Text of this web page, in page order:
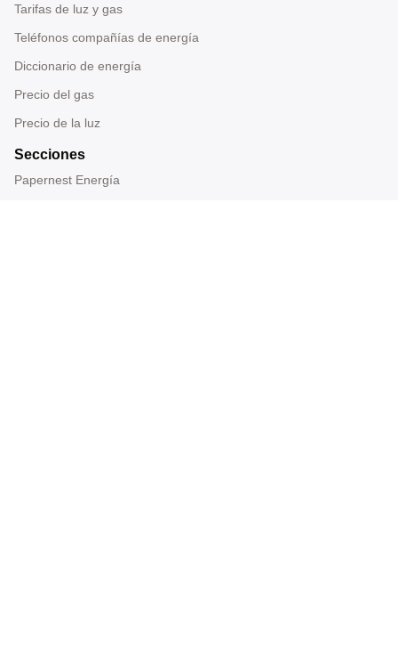
Tarifas de luz y gas
Teléfonos compañías de energía
Diccionario de energía
Precio del gas
Precio de la luz
Secciones
Papernest Energía